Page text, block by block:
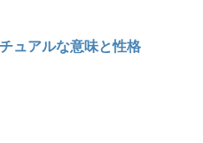
ュアルな意味と性格